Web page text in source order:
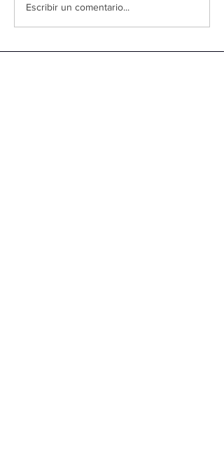
Alitas de pollo con
chimichurri
Escribir un comentario...